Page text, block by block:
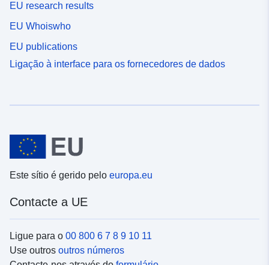
EU research results
EU Whoiswho
EU publications
Ligação à interface para os fornecedores de dados
Este sítio é gerido pelo europa.eu
Contacte a UE
Ligue para o 00 800 6 7 8 9 10 11
Use outros outros números